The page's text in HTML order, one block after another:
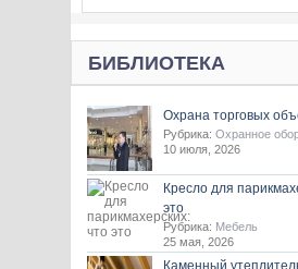
БИБЛИОТЕКА
Охрана торговых
Рубрика: Охранное
10 июля, 2026
Кресло для
это
Рубрика: Мебель
25 мая, 2026
Каменный